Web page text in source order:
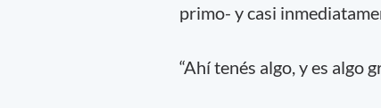
primo- y casi
“Ahí tenés algo, y es algo